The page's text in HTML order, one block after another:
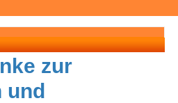
zur
und